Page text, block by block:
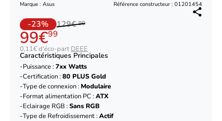
Marque : Asus Référence constructeur : 01201454
-23% 129€ 99
99€99
0,11€ d'éco-part DEEE
Caractéristiques Principales
Puissance :7xx Watts
Certification :80 PLUS Gold
Type de connexion : Modulaire
Format alimentation PC :ATX
Eclairage RGB :Sans RGB
Type de Refroidissement :Actif